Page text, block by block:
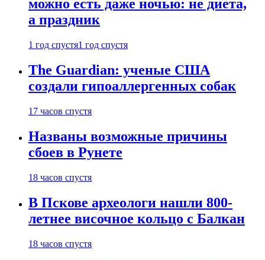
можно есть даже ночью: не диета,
а праздник
1 год спустя1 год спустя
The Guardian: ученые США
создали гипоаллергенных собак
17 часов спустя
Названы возможные причины
сбоев в Рунете
18 часов спустя
В Пскове археологи нашли 800-
летнее височное кольцо с Балкан
18 часов спустя